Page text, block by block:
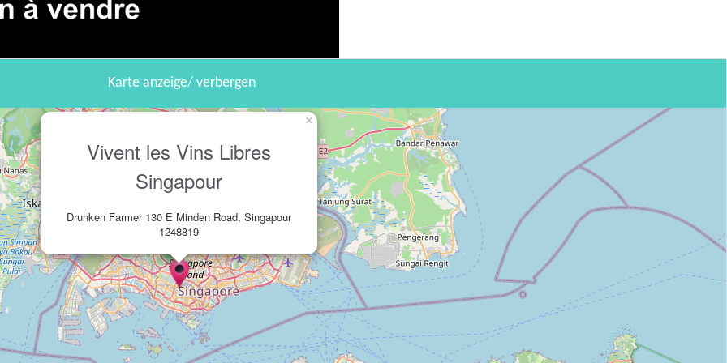
Karte anzeige/ verbergen
Vivent les Vins Libres
Singapour
Drunken Farmer 130 E Minden Road, Singapour
1248819
×